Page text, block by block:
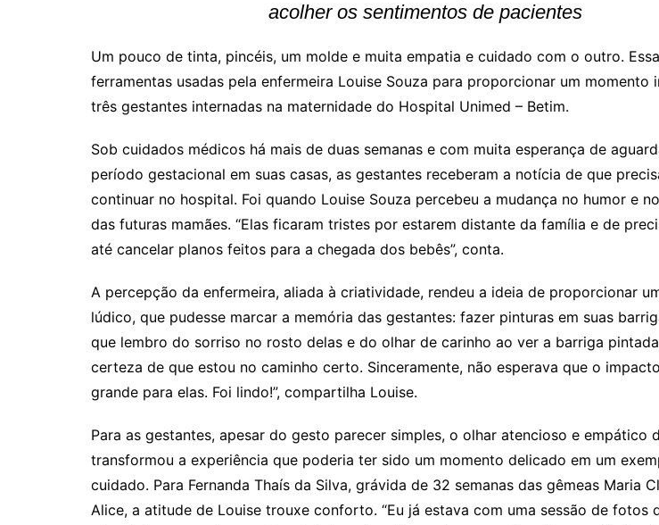
acolher os sentimentos de pacientes
Um pouco de tinta, pincéis, um molde e muita empatia e cuidado com o outro.
ferramentas usadas pela enfermeira Louise Souza para proporcionar um momento
três gestantes internadas na maternidade do Hospital Unimed – Betim.
Sob cuidados médicos há mais de duas semanas e com muita esperança de
período gestacional em suas casas, as gestantes receberam a notícia de que
continuar no hospital. Foi quando Louise Souza percebeu a mudança no humor e
das futuras mamães. “Elas ficaram tristes por estarem distante da família e de
até cancelar planos feitos para a chegada dos bebês”, conta.
A percepção da enfermeira, aliada à criatividade, rendeu a ideia de proporcionar
lúdico, que pudesse marcar a memória das gestantes: fazer pinturas em suas
que lembro do sorriso no rosto delas e do olhar de carinho ao ver a barriga
certeza de que estou no caminho certo. Sinceramente, não esperava que o
grande para elas. Foi lindo!”, compartilha Louise.
Para as gestantes, apesar do gesto parecer simples, o olhar atencioso e empático
transformou a experiência que poderia ter sido um momento delicado em um
cuidado. Para Fernanda Thaís da Silva, grávida de 32 semanas das gêmeas Maria
Alice, a atitude de Louise trouxe conforto. “Eu já estava com uma sessão de fotos